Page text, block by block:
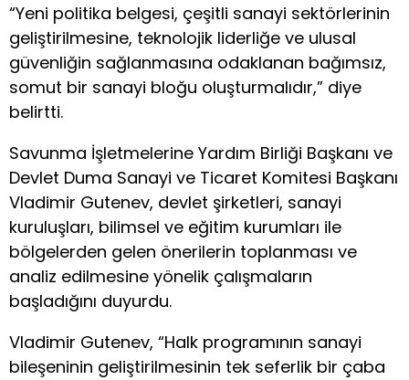
“Yeni politika belgesi, çeşitli sanayi sektörlerinin
geliştirilmesine, teknolojik liderliğe ve ulusal
güvenliğin sağlanmasına odaklanan bağımsız,
somut bir sanayi bloğu oluşturmalıdır,” diye
belirtti.
Savunma İşletmelerine Yardım Birliği Başkanı ve
Devlet Duma Sanayi ve Ticaret Komitesi Başkanı
Vladimir Gutenev, devlet şirketleri, sanayi
kuruluşları, bilimsel ve eğitim kurumları ile
bölgelerden gelen önerilerin toplanması ve
analiz edilmesine yönelik çalışmaların
başladığını duyurdu.
Vladimir Gutenev, “Halk programının sanayi
bileşeninin geliştirilmesinin tek seferlik bir çaba